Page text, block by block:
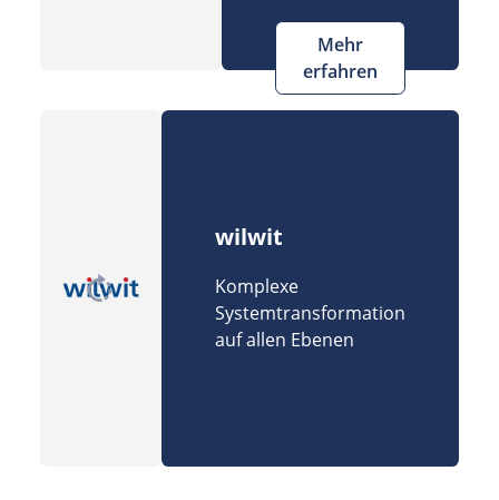
Mehr
erfahren
wilwit
Komplexe
Systemtransformation
auf allen Ebenen